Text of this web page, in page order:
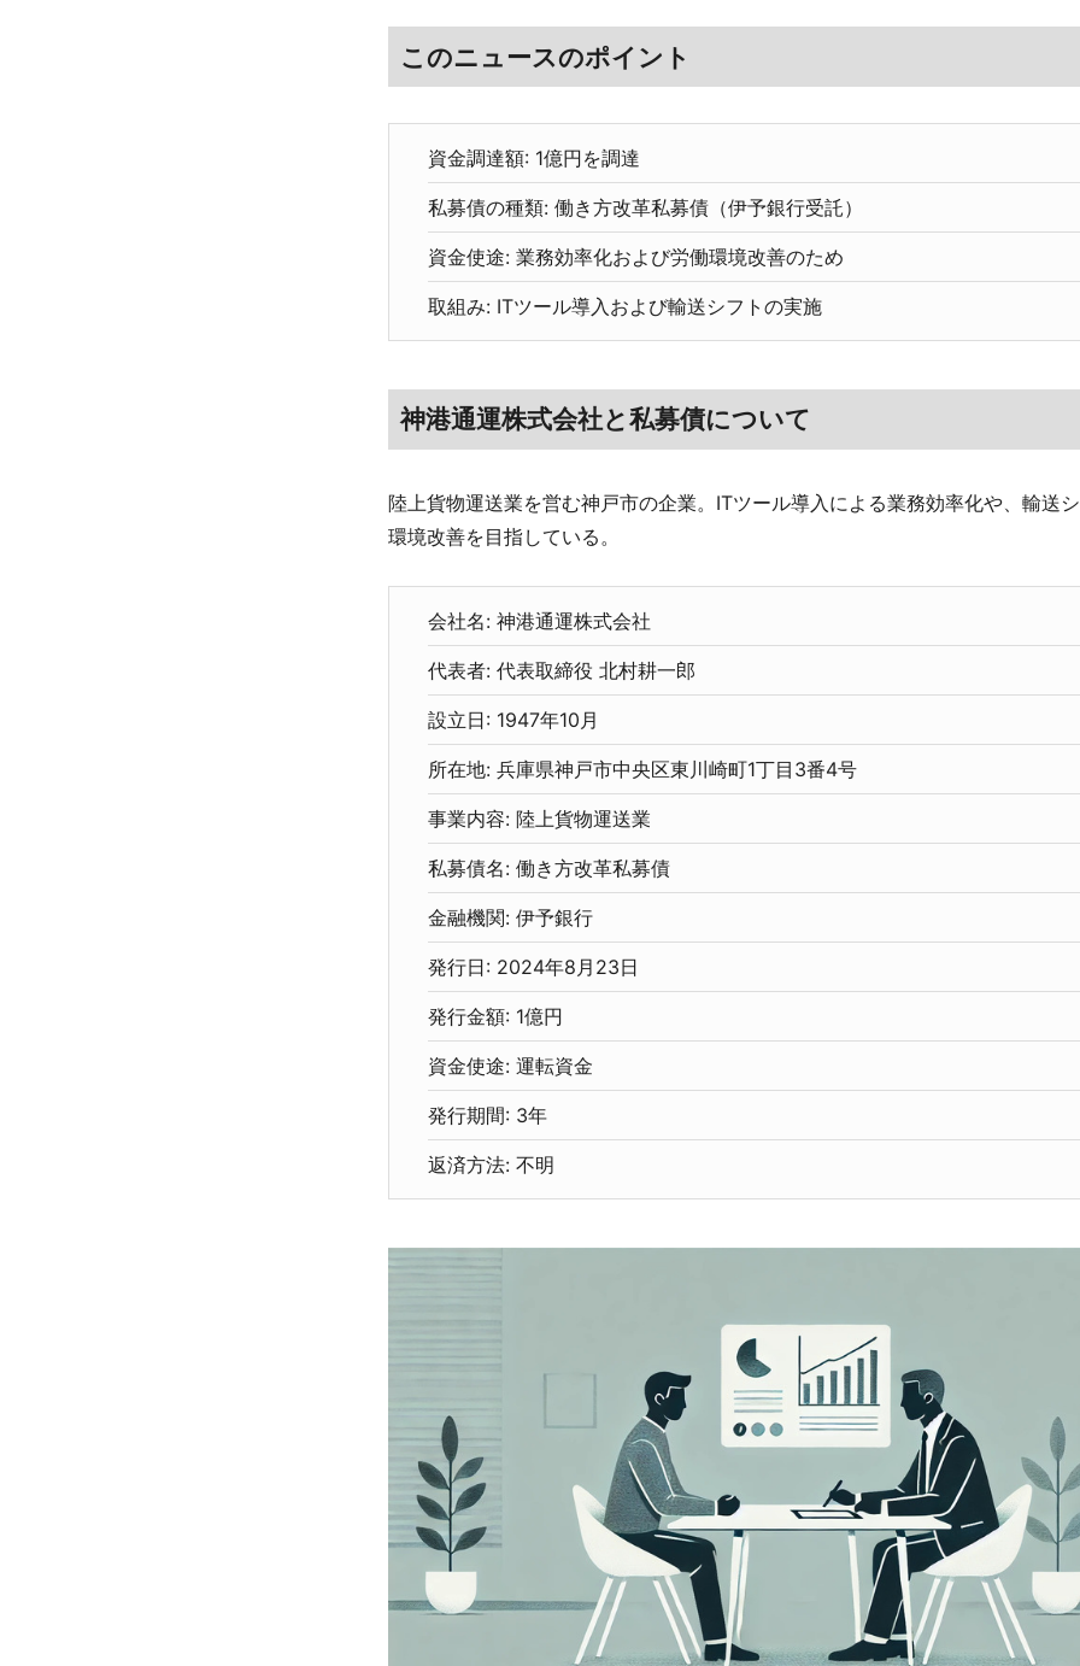
このニュースのポイント
資金調達額: 1億円を調達
私募債の種類: 働き方改革私募債（伊予銀行受託）
資金使途: 業務効率化および労働環境改善のため
取組み: ITツール導入および輸送シフトの実施
神港通運株式会社と私募債について
陸上貨物運送業を営む神戸市の企業。ITツール導入による業務効率化や、輸送
環境改善を目指している。
会社名: 神港通運株式会社
代表者: 代表取締役 北村耕一郎
設立日: 1947年10月
所在地: 兵庫県神戸市中央区東川崎町1丁目3番4号
事業内容: 陸上貨物運送業
私募債名: 働き方改革私募債
金融機関: 伊予銀行
発行日: 2024年8月23日
発行金額: 1億円
資金使途: 運転資金
発行期間: 3年
返済方法: 不明